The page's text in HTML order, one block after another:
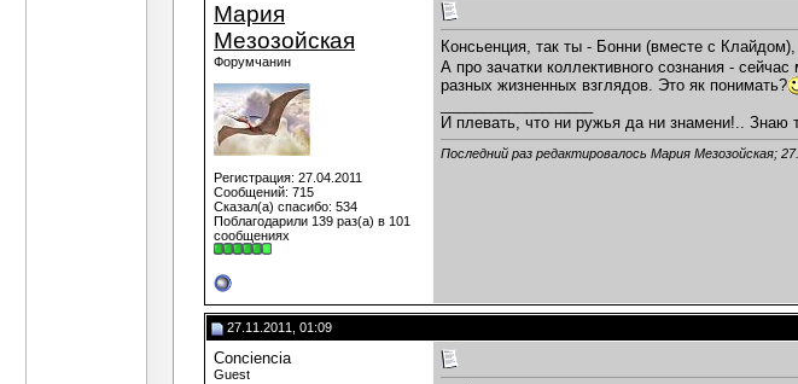
Мария
Мезозойская
Форумчанин
Регистрация: 27.04.2011
Сообщений: 715
Сказал(а) спасибо: 534
Поблагодарили 139 раз(а) в 101
сообщениях
Консьенция, так ты - Бонни (вместе с
А про зачатки коллективного сознания -
разных жизненных взглядов. Это як понимать?
И плевать, что ни ружья да ни знамени!.. Знаю
Последний раз редактировалось Мария Мезозойская;
27.11.2011, 01:09
Сonciencia
Guest